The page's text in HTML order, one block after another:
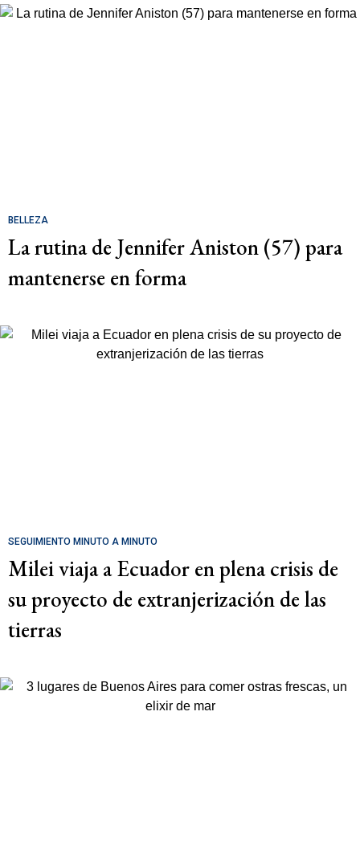
BELLEZA
La rutina de Jennifer Aniston (57) para
mantenerse en forma
SEGUIMIENTO MINUTO A MINUTO
Milei viaja a Ecuador en plena crisis de
su proyecto de extranjerización de las
tierras